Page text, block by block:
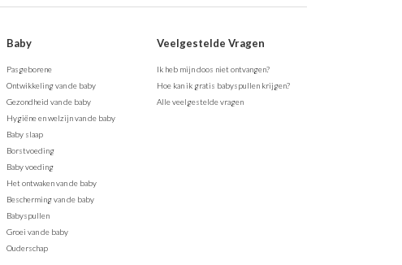
Baby
Pasgeborene
Ontwikkeling van de baby
Gezondheid van de baby
Hygiëne en welzijn van de baby
Baby slaap
Borstvoeding
Baby voeding
Het ontwaken van de baby
Bescherming van de baby
Babyspullen
Groei van de baby
Ouderschap
Veelgestelde Vragen
Ik heb mijn doos niet ontvangen?
Hoe kan ik gratis babyspullen krijgen?
Alle veelgestelde vragen